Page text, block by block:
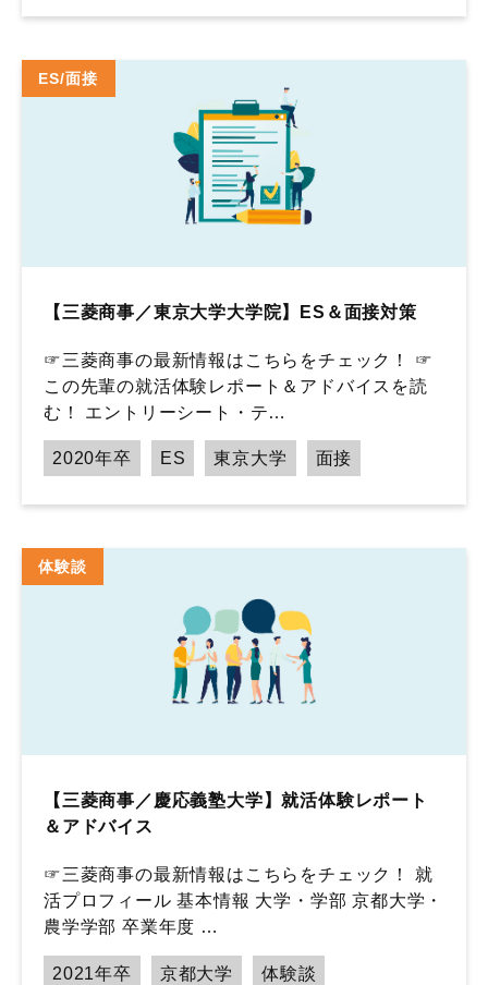
ES/面接
【三菱商事／東京大学大学院】ES＆面接対策
☞三菱商事の最新情報はこちらをチェック！ ☞
この先輩の就活体験レポート＆アドバイスを読
む！ エントリーシート・テ…
2020年卒 ES 東京大学 面接
体験談
【三菱商事／慶応義塾大学】就活体験レポート
＆アドバイス
☞三菱商事の最新情報はこちらをチェック！ 就
活プロフィール 基本情報 大学・学部 京都大学・
農学学部 卒業年度 …
2021年卒 京都大学 体験談